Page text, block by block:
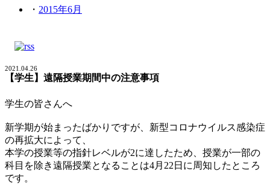
2015年6月
2021.04.26
【学生】遠隔授業期間中の注意事項
学生の皆さんへ
新学期が始まったばかりですが、新型コロナウイルス感染症
の再拡大によって、
本学の授業等の指針レベルが2に達したため、授業が一部の
科目を除き遠隔授業となることは4月22日に周知したところ
です。